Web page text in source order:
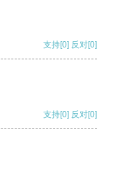
支持[0] 反对[0]
支持[0] 反对[0]